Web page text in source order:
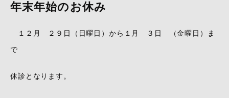
年末年始のお休み
１２月 ２９日（日曜日）から１月 ３日 （金曜日）ま
で
休診となります。